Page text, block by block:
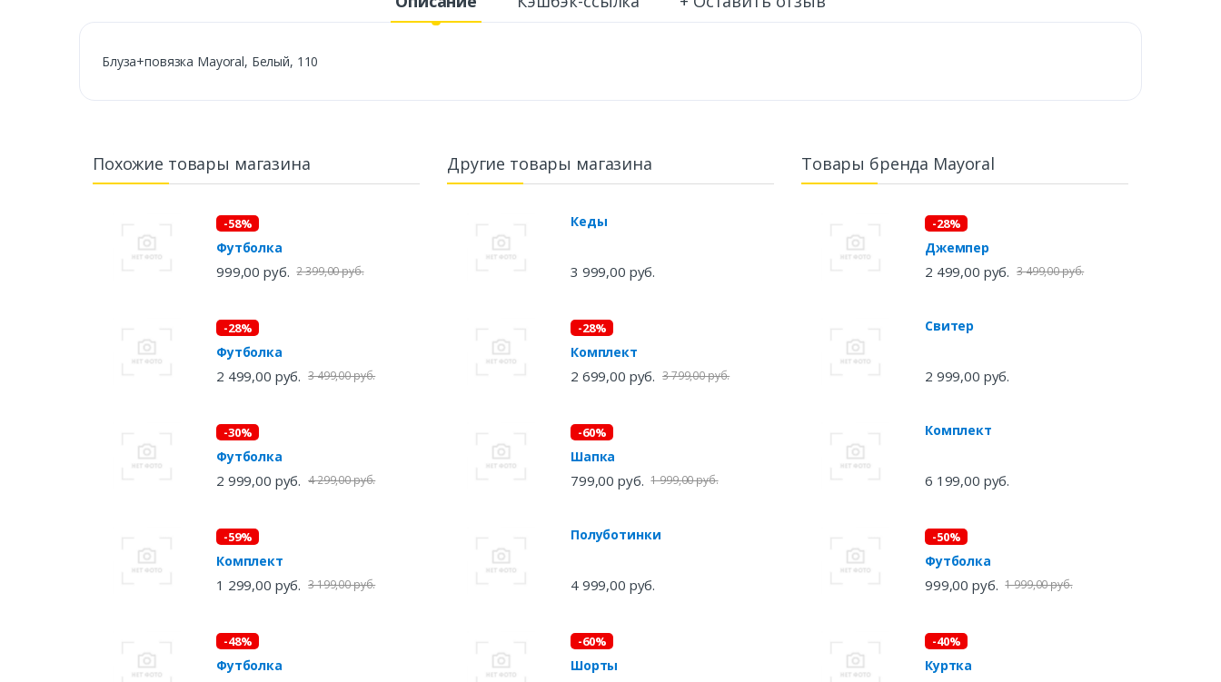
Блуза+повязка Mayoral, Белый, 110
Похожие товары магазина
-58%
Футболка
999,00 руб. 2 399,00 руб.
-28%
Футболка
2 499,00 руб. 3 499,00 руб.
-30%
Футболка
2 999,00 руб. 4 299,00 руб.
-59%
Комплект
1 299,00 руб. 3 199,00 руб.
-48%
Футболка
Другие товары магазина
Кеды
3 999,00 руб.
-28%
Комплект
2 699,00 руб. 3 799,00 руб.
-60%
Шапка
799,00 руб. 1 999,00 руб.
Полуботинки
4 999,00 руб.
-60%
Шорты
Товары бренда Mayoral
-28%
Джемпер
2 499,00 руб. 3 499,00 руб.
Свитер
2 999,00 руб.
Комплект
6 199,00 руб.
-50%
Футболка
999,00 руб. 1 999,00 руб.
-40%
Куртка